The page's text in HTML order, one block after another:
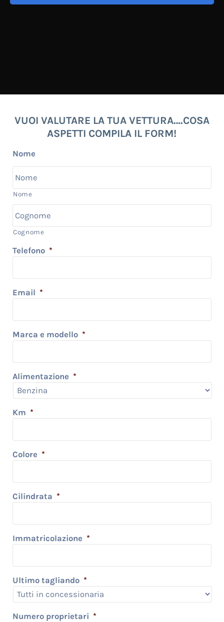
VUOI VALUTARE LA TUA VETTURA….COSA
ASPETTI COMPILA IL FORM!
Nome
Nome
Cognome
Telefono *
Email *
Marca e modello *
Alimentazione *
Km *
Colore *
Cilindrata *
Immatricolazione *
Ultimo tagliando *
Numero proprietari *